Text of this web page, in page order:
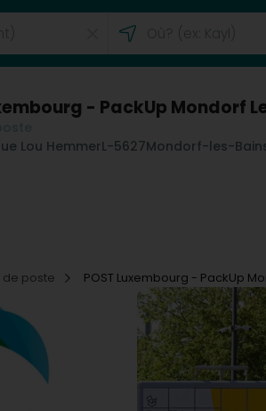
- PackUp Mondorf
Lou HemmerL-5627Mondorf-les-
de poste POST Luxembourg - PackUp